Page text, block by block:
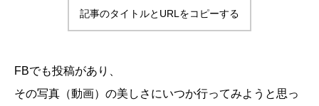
記事のタイトルとURLをコピーする
FBでも投稿があり、
その写真（動画）の美しさにいつか行ってみようと思っ